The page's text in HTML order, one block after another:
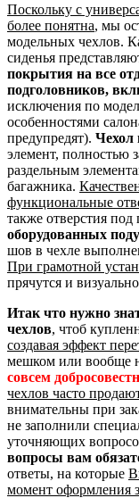
Поскольку с
более понятна, мы
модельных чехлов.
сиденья
покрытия на все
подголовников,
исключения по
особенностями
предупредят). Чехол
элемент, полностью
раздельным
багажника.
функциональные
также отверстия
оборудованных
шов в чехле
При грамотной
прячутся и
Итак что нужно
чехлов, чтоб
создавая эффект
мешком или вообще
совсем
чехлов часто
внимательны при
не заполнили
уточняющих
вопросы вам
ответы, на которые
момент оформления